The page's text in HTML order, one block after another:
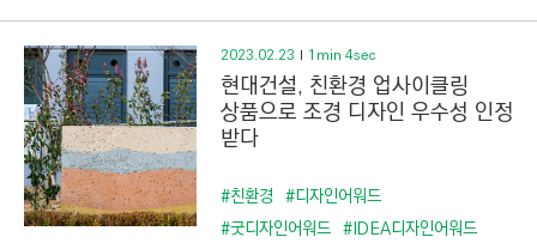
I
O
N
)
2023.02.23 1min 4sec
현대건설, 친환경 업사이클링
상품으로 조경 디자인 우수성 인정
받다
#친환경 #디자인어워드
#굿디자인어워드 #IDEA디자인어워드